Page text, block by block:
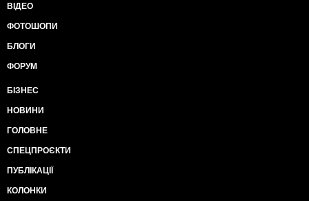
ВІДЕО
ФОТОШОПИ
БЛОГИ
ФОРУМ
БІЗНЕС
НОВИНИ
ГОЛОВНЕ
СПЕЦПРОЄКТИ
ПУБЛІКАЦІЇ
КОЛОНКИ